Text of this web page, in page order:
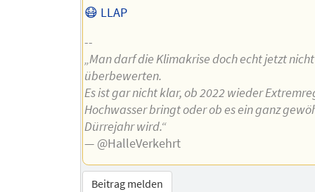
😷 LLAP
--
„Man darf die Klimakrise doch echt jetzt nicht
überbewerten.
Es ist gar nicht klar, ob 2022 wieder
Hochwasser bringt oder ob es ein ganz
Dürrejahr wird.“
— @HalleVerkehrt
Beitrag melden